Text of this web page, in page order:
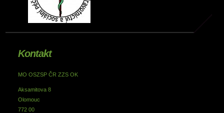
Kontakt
MO OSZSP ČR ZZS OK
Aksamitova 8
Olomouc
772 00